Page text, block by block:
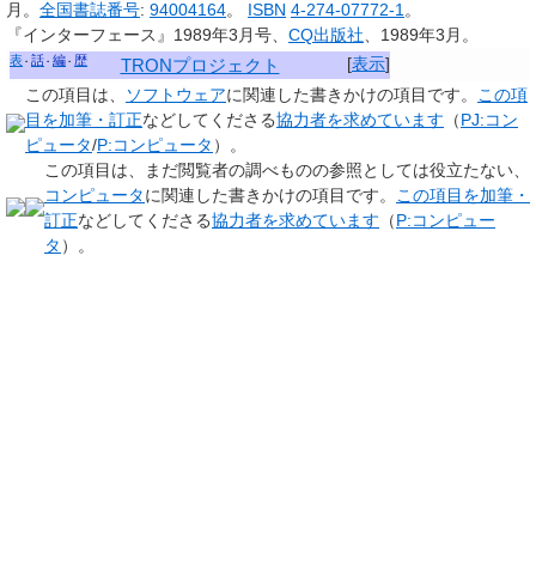
月。 全国書誌番号: 94004164。 ISBN 4-274-07772-1 。
『インターフェース』1989年3月号、 CQ出版社 、1989年3月。
[表示]
表 話 編 歴 TRONプロジェクト
この項目は、 ソフトウェアに関連した書きかけの項目 です。
この項
目を加筆・訂正などしてくださる協力者を求めています （PJ:コン
ピュータ/P:コンピュータ ）。
この項目は、まだ閲覧者の調べものの参照としては役立たない、
コンピュータに関連した書きかけの項目 です。
この項目を加筆・
訂正などしてくださる協力者を求めています （P:コンピュー
タ ）。